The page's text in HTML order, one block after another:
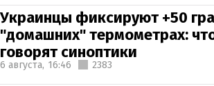
Украинцы фиксируют +50
"домашних" термометрах:
говорят синоптики
6 августа, 16:46 2383